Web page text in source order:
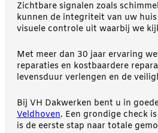
Zichtbare signalen zoals
kunnen de integriteit van uw
visuele controle uit waarbij we
Met meer dan 30 jaar ervaring
reparaties en kostbaardere
levensduur verlengen en de
Bij VH Dakwerken bent u in
Veldhoven. Een grondige check
is de eerste stap naar totale